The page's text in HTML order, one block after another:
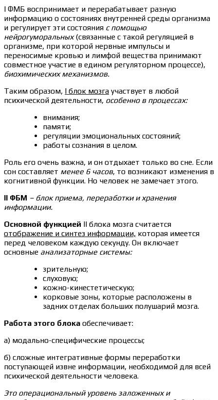
I ФМБ воспринимает и перерабатывает разную
информацию о состояниях внутренней среды организма
и регулирует эти состояния с помощью
нейрогуморальных(связанные с такой регуляцией в
организме, при которой нервные импульсы и
переносимые кровью и лимфой вещества принимают
совместное участие в едином регуляторном процессе),
биохимических механизмов.
Таким образом, I блок мозга участвует в любой
психической деятельности, особенно в процессах:
внимания;
памяти;
регуляции эмоциональных состояний;
работы сознания в целом.
Роль его очень важна, и он отдыхает только во сне. Если
сон составляет менее 6 часов, то возникают изменения в
когнитивной функции. Но человек не замечает этого.
II ФБМ – блок приема, переработки и хранения
информации.
Основной функцией II блока мозга считается
отображение и синтез информации, которая имеется
перед человеком каждую секунду. Он включает
основные анализаторные системы:
зрительную;
слуховую;
кожно-кинестетическую;
корковые зоны, которые расположены в
задних отделах больших полушарий мозга.
Работа этого блока обеспечивает:
а) модально-специфические процессы;
б) сложные интегративные формы переработки
поступающей извне информации, необходимой для всей
психической деятельности человека.
Это операциональный уровень заложенных и